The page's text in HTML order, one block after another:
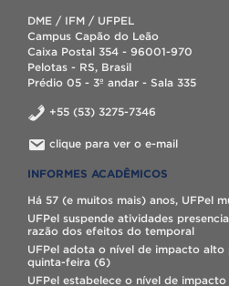
DME / IFM / UFPEL
Campus Capão do Leão
Caixa Postal 354 - 96001-970
Pelotas - RS, Brasil
Prédio 05 - 3º andar - Sala 335
+55 (53) 3275-7346
clique para ver o e-mail
INFORMES ACADÊMICOS
Há 57 (e muitos mais) anos, UFPel
UFPel suspende atividades
razão dos efeitos do temporal
UFPel adota o nível de impacto
quinta-feira (6)
UFPel estabelece o nível de